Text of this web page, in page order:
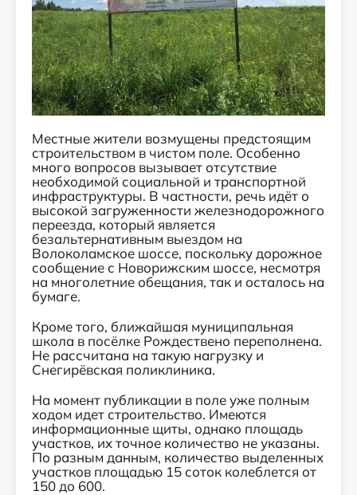
Местные жители возмущены предстоящим
строительством в чистом поле. Особенно
много вопросов вызывает отсутствие
необходимой социальной и транспортной
инфраструктуры. В частности, речь идёт о
высокой загруженности железнодорожного
переезда, который является
безальтернативным выездом на
Волоколамское шоссе, поскольку дорожное
сообщение с Новорижским шоссе, несмотря
на многолетние обещания, так и осталось на
бумаге.
Кроме того, ближайшая муниципальная
школа в посёлке Рождествено переполнена.
Не рассчитана на такую нагрузку и
Снегирёвская поликлиника.
На момент публикации в поле уже полным
ходом идет строительство. Имеются
информационные щиты, однако площадь
участков, их точное количество не указаны.
По разным данным, количество выделенных
участков площадью 15 соток колеблется от
150 до 600.